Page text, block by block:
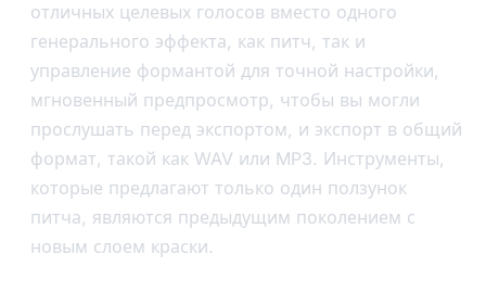
отличных целевых голосов вместо одного
генерального эффекта, как питч, так и
управление формантой для точной настройки,
мгновенный предпросмотр, чтобы вы могли
прослушать перед экспортом, и экспорт в общий
формат, такой как WAV или MP3. Инструменты,
которые предлагают только один ползунок
питча, являются предыдущим поколением с
новым слоем краски.